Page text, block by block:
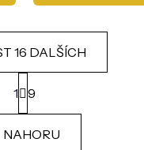
O
v
l
16 DALŠÍCH
S
t
á
n
1 9
NAHORU